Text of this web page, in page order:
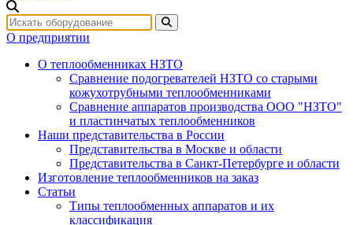
О предприятии
О теплообменниках НЗТО
Сравнение подогревателей НЗТО со старыми
кожухотрубными теплообменниками
Сравнение аппаратов производства ООО "НЗТО"
и пластинчатых теплообменников
Наши представительства в России
Представительства в Москве и области
Представительства в Санкт-Петербурге и области
Изготовление теплообменников на заказ
Статьи
Типы теплообменных аппаратов и их
классификация